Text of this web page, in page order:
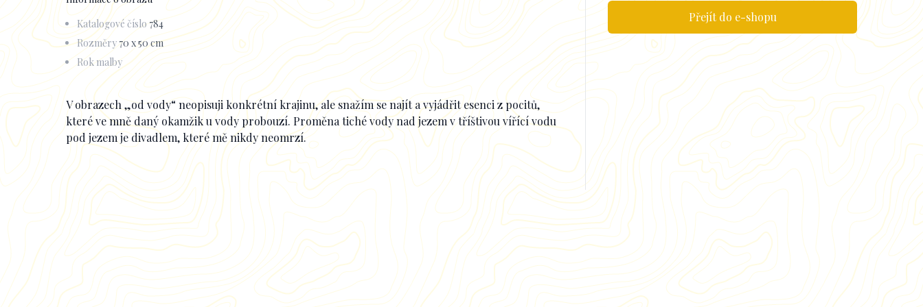
Přejít do e-shopu
Katalogové číslo784
Rozměry 70 x 50 cm
Rok malby
Popisek
V obrazech „od vody“ neopisuji konkrétní krajinu, ale snažím se najít a vyjádřit esenci z pocitů,
které ve mně daný okamžik u vody probouzí. Proměna tiché vody nad jezem v tříštivou vířící vodu
pod jezem je divadlem, které mě nikdy neomrzí.